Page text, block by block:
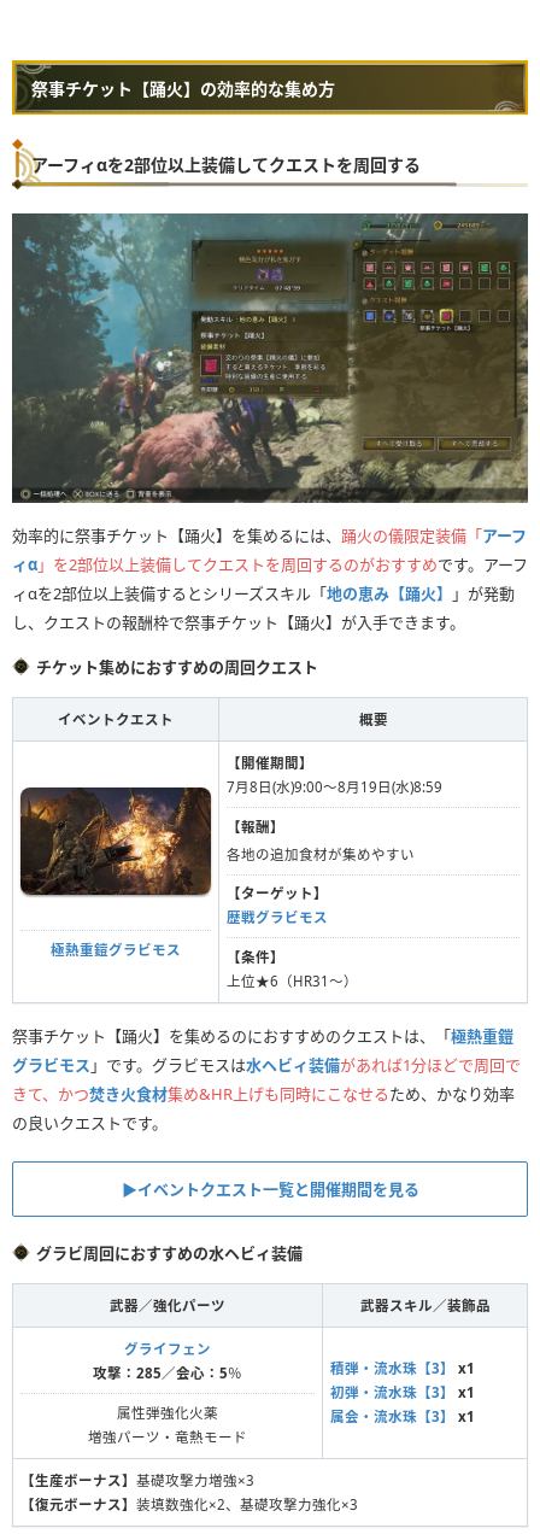
祭事チケット【踊火】の効率的な集め方
アーフィαを2部位以上装備してクエストを周回する
効率的に祭事チケット【踊火】を集めるには、 踊火の儀限定装備「アーフ
ィα」を2部位以上装備してクエストを周回するのがおすすめです。アーフ
ィαを2部位以上装備するとシリーズスキル「地の恵み【踊火】
」が発動
し、クエストの報酬枠で祭事チケット【踊火】が入手できます。
チケット集めにおすすめの周回クエスト
イベントクエスト 概要
極熱重鎧グラビモス
【開催期間】
7月8日(水)9:00〜8月19日(水)8:59
【報酬】
各地の追加食材が集めやすい
【ターゲット】
歴戦グラビモス
【条件】
上位★6（HR31〜）
祭事チケット【踊火】を集めるのにおすすめのクエストは、「極熱重鎧
グラビモス 」です。グラビモスは水ヘビィ装備があれば1分ほどで周回で
きて、かつ焚き火食材集め&HR上げも同時にこなせるため、かなり効率
の良いクエストです。
▶︎イベントクエスト一覧と開催期間を見る
グラビ周回におすすめの水ヘビィ装備
武器／強化パーツ 武器スキル／装飾品
グライフェン
攻撃：285／会心：5％
属性弾強化火薬
増強パーツ・竜熱モード
積弾・流水珠【3】
x1
初弾・流水珠【3】
x1
属会・流水珠【3】
x1
【生産ボーナス】 基礎攻撃力増強×3
【復元ボーナス】 装填数強化×2、基礎攻撃力強化×3